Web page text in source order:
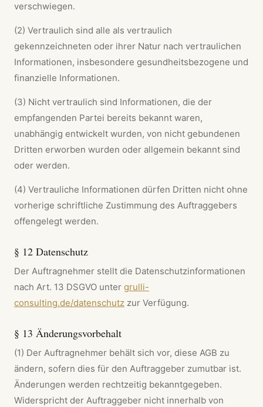
verschwiegen.
(2) Vertraulich sind alle als vertraulich
gekennzeichneten oder ihrer Natur nach vertraulichen
Informationen, insbesondere gesundheitsbezogene und
finanzielle Informationen.
(3) Nicht vertraulich sind Informationen, die der
empfangenden Partei bereits bekannt waren,
unabhängig entwickelt wurden, von nicht gebundenen
Dritten erworben wurden oder allgemein bekannt sind
oder werden.
(4) Vertrauliche Informationen dürfen Dritten nicht ohne
vorherige schriftliche Zustimmung des Auftraggebers
offengelegt werden.
§ 12 Datenschutz
Der Auftragnehmer stellt die Datenschutzinformationen
nach Art. 13 DSGVO unter grulli-
consulting.de/datenschutz zur Verfügung.
§ 13 Änderungsvorbehalt
(1) Der Auftragnehmer behält sich vor, diese AGB zu
ändern, sofern dies für den Auftraggeber zumutbar ist.
Änderungen werden rechtzeitig bekanntgegeben.
Widerspricht der Auftraggeber nicht innerhalb von